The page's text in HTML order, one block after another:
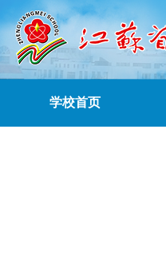
学校首页